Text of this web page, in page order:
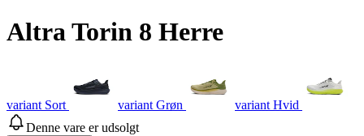
Altra Torin 8 Herre
variant Sort variant Grøn
variant Hvid
Denne vare er udsolgt